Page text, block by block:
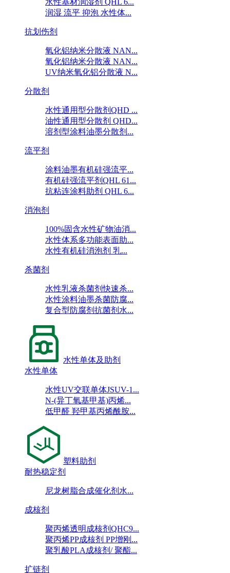
润湿 流平 抑泡 水性体...
抗划伤剂
氧化铝纳米分散液 NAN...
氧化铝纳米分散液 NAN...
UV纳米氧化铝分散液 N...
分散剂
水性通用型分散剂QHD ...
油性通用型分散剂 QHD...
溶剂型涂料油墨分散剂...
流平剂
涂料油墨有机硅强流平...
有机硅强流平剂QHL 61...
抗粘连涂料助剂 QHL 6...
消泡剂
100%固含水性矿物油消...
水性体系多功能表面助...
水性有机硅消泡剂 乳...
杀菌剂
水性乳液杀菌剂快速杀...
水性涂料油墨杀菌防腐...
复合型防腐剂抗菌剂水...
水性单体及助剂
水性单体
水性UV交联单体JSUV-1...
N-(异丁氧基甲基)丙烯...
低甲醛 羟甲基丙烯酰胺...
塑料助剂
耐热稳定剂
尼龙树脂合成催化剂水...
成核剂
聚丙烯透明成核剂QHC9...
聚丙烯PP成核剂 PP增刚...
聚乳酸PLA成核剂/ 聚酯...
扩链剂